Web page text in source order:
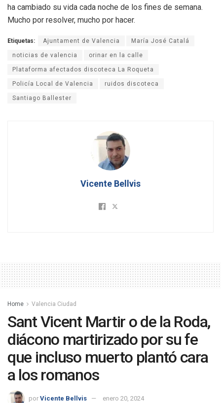
ha cambiado su vida cada noche de los fines de semana.
Mucho por resolver, mucho por hacer.
Etiquetas: Ajuntament de Valencia María José Catalá
noticias de valencia orinar en la calle
Plataforma afectados discoteca La Roqueta
Policía Local de Valencia ruidos discoteca
Santiago Ballester
Vicente Bellvis
Home Valencia Ciudad
Sant Vicent Martir o de la Roda,
diácono martirizado por su fe
que incluso muerto plantó cara
a los romanos
por Vicente Bellvis enero 20, 2024